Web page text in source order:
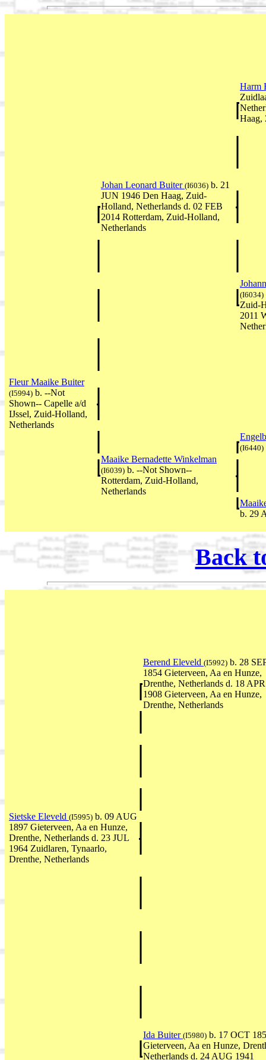
Harm
Haag,
Johan Leonard Buiter (I6036) b. 21
JUN 1946 Den Haag, Zuid-
Holland, Netherlands d. 02 FEB
2014 Rotterdam, Zuid-Holland,
Netherlands
(I6034)
Zuid-
2011
Fleur Maaike Buiter
(I5994) b. --Not
Shown-- Capelle a/d
IJssel, Zuid-Holland,
Netherlands
(I6440)
Maaike Bernadette Winkelman
(I6039) b. --Not Shown--
Rotterdam, Zuid-Holland,
Netherlands
b. 29
Back
Berend Eleveld (I5992) b. 28
1854 Gieterveen, Aa en Hunze,
Drenthe, Netherlands d. 18 APR
1908 Gieterveen, Aa en Hunze,
Drenthe, Netherlands
Sietske Eleveld (I5995) b. 09 AUG
1897 Gieterveen, Aa en Hunze,
Drenthe, Netherlands d. 23 JUL
1964 Zuidlaren, Tynaarlo,
Drenthe, Netherlands
Ida Buiter (I5980) b. 17 OCT
Gieterveen, Aa en Hunze,
Netherlands d. 24 AUG 1941